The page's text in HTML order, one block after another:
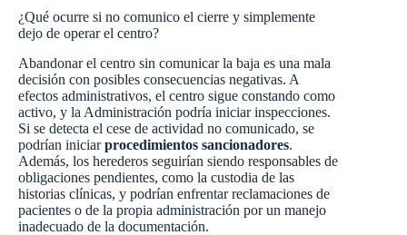
¿Qué ocurre si no comunico el cierre y simplemente
dejo de operar el centro?
Abandonar el centro sin comunicar la baja es una mala
decisión con posibles consecuencias negativas. A
efectos administrativos, el centro sigue constando como
activo, y la Administración podría iniciar inspecciones.
Si se detecta el cese de actividad no comunicado, se
podrían iniciarprocedimientos sancionadores.
Además, los herederos seguirían siendo responsables de
obligaciones pendientes, como la custodia de las
historias clínicas, y podrían enfrentar reclamaciones de
pacientes o de la propia administración por un manejo
inadecuado de la documentación.